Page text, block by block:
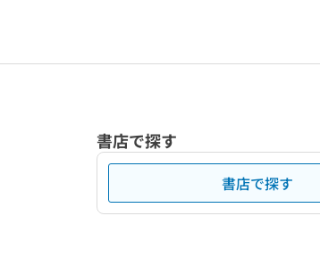
書店で探す
書店で探す